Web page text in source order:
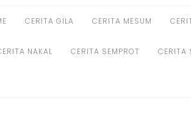
CERITA GILA CERITA MESUM
NAKAL CERITA SEMPROT CERITA